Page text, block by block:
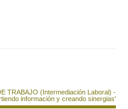
TRABAJO (Intermediación Laboral) -
información y creando sinergias'